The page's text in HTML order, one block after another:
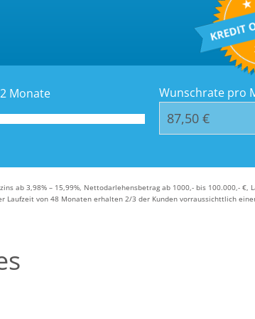
Monate Wunschrate pro
ab 3,98% – 15,99%, Nettodarlehensbetrag ab 1000,- bis 100.000,-
von 48 Monaten erhalten 2/3 der Kunden vorraussichttlich